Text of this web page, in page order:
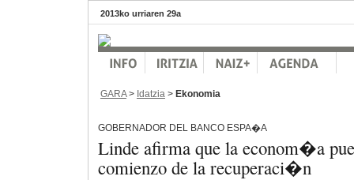
2013ko urriaren 29a
GARA> Idatzia > Ekonomia
GOBERNADOR DEL BANCO ESPA�A
Linde afirma que la econom�a
comienzo de la recuperaci�n